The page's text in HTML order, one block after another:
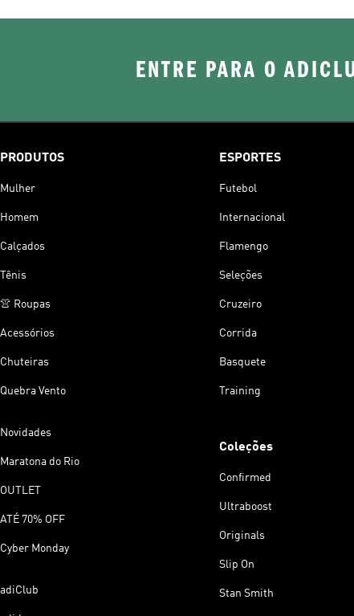
ENTRE PARA O
PRODUTOS
Mulher
Homem
Calçados
Tênis
👚 Roupas
Acessórios
Chuteiras
Quebra Vento
Novidades
Maratona do Rio
OUTLET
ATÉ 70% OFF
Cyber Monday
adiClub
ESPORTES
Futebol
Internacional
Flamengo
Seleções
Cruzeiro
Corrida
Basquete
Training
Coleções
Confirmed
Ultraboost
Originals
Slip On
Stan Smith